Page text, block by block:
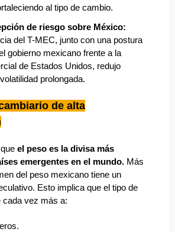
al tipo de cambio.
de riesgo sobre México:
del T-MEC, junto con una postura
gobierno mexicano frente a la
de Estados Unidos, redujo
prolongada.
de alta
el peso es la divisa más
emergentes en el mundo. Más
del peso mexicano tiene un
Esto implica que el tipo de
cada vez más a: